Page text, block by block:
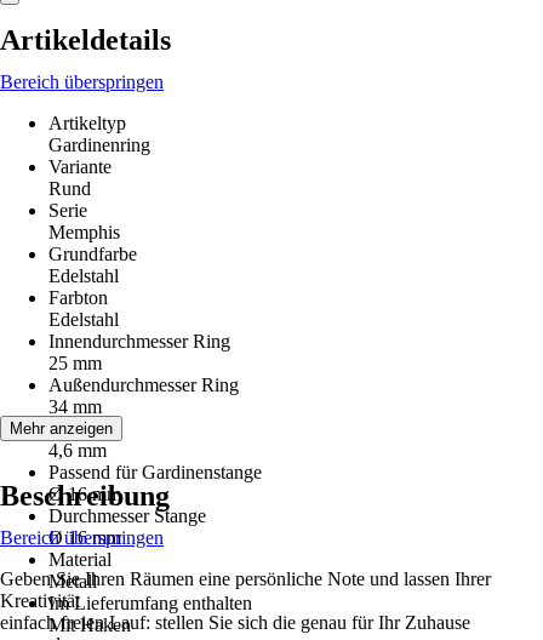
Artikeldetails
Bereich überspringen
Artikeltyp
Gardinenring
Variante
Rund
Serie
Memphis
Grundfarbe
Edelstahl
Farbton
Edelstahl
Innendurchmesser Ring
25 mm
Außendurchmesser Ring
34 mm
Stärke
4,6 mm
Passend für Gardinenstange
Ø 16 mm
Durchmesser Stange
Ø 16 mm
Material
Metall
Im Lieferumfang enthalten
Mit Haken
Mehr anzeigen
Beschreibung
Bereich überspringen
Geben Sie Ihren Räumen eine persönliche Note und lassen Ihrer
Kreativität
einfach freien Lauf: stellen Sie sich die genau für Ihr Zuhause